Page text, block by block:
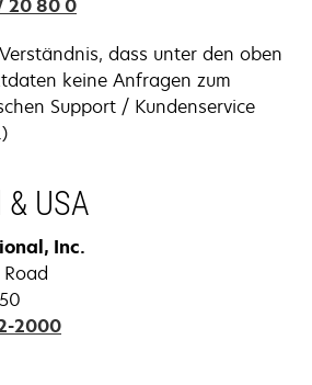
20 80 0
dass unter den oben
keine Anfragen zum
Support / Kundenservice
USA
Inc.
2000